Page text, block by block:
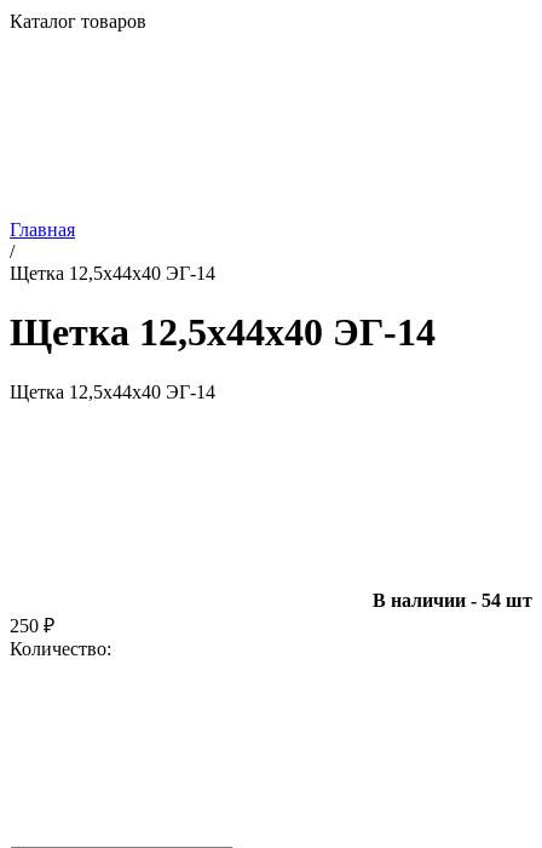
Каталог товаров
Главная
/
Щетка 12,5х44х40 ЭГ-14
Щетка 12,5х44х40 ЭГ-14
Щетка 12,5х44х40 ЭГ-14
В наличии - 54 шт
250 ₽
Количество: